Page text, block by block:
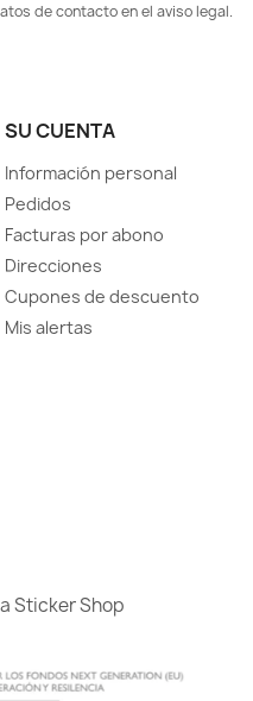
de contacto en el aviso legal.
SU CUENTA
Información personal
Pedidos
Facturas por abono
Direcciones
Cupones de descuento
Mis alertas
Sticker Shop